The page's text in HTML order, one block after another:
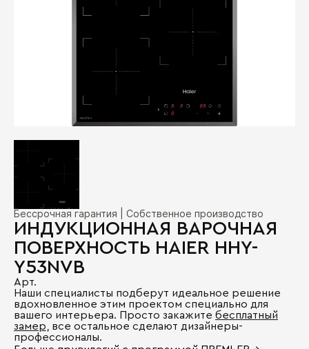
Бессрочная гарантия | Собственное производство
ИНДУКЦИОННАЯ ВАРОЧНАЯ
ПОВЕРХНОСТЬ HAIER HHY-
Y53NVB
Арт.
Наши специалисты подберут идеальное решение
вдохновленное этим проектом специально для
вашего интерьера. Просто закажите бесплатный
замер , все остальное сделают дизайнеры-
профессионалы.